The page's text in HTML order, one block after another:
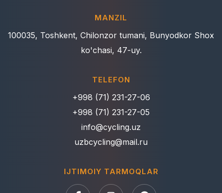
MANZIL
100035, Toshkent, Chilonzor tumani, Bunyodkor Shox
ko'chasi, 47-uy.
TELEFON
+998 (71) 231-27-06
+998 (71) 231-27-05
info@cycling.uz
uzbcycling@mail.ru
IJTIMOIY TARMOQLAR